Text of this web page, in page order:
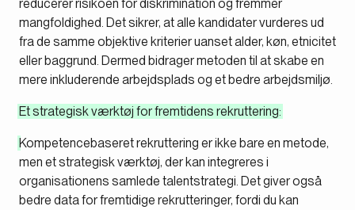
reducerer risikoen for diskrimination og fremmer
mangfoldighed. Det sikrer, at alle kandidater vurderes ud
fra de samme objektive kriterier uanset alder, køn, etnicitet
eller baggrund. Dermed bidrager metoden til at skabe en
mere inkluderende arbejdsplads og et bedre arbejdsmiljø.
Et strategisk værktøj for fremtidens rekruttering:
Kompetencebaseret rekruttering er ikke bare en metode,
men et strategisk værktøj, der kan integreres i
organisationens samlede talentstrategi. Det giver også
bedre data for fremtidige rekrutteringer, fordi du kan